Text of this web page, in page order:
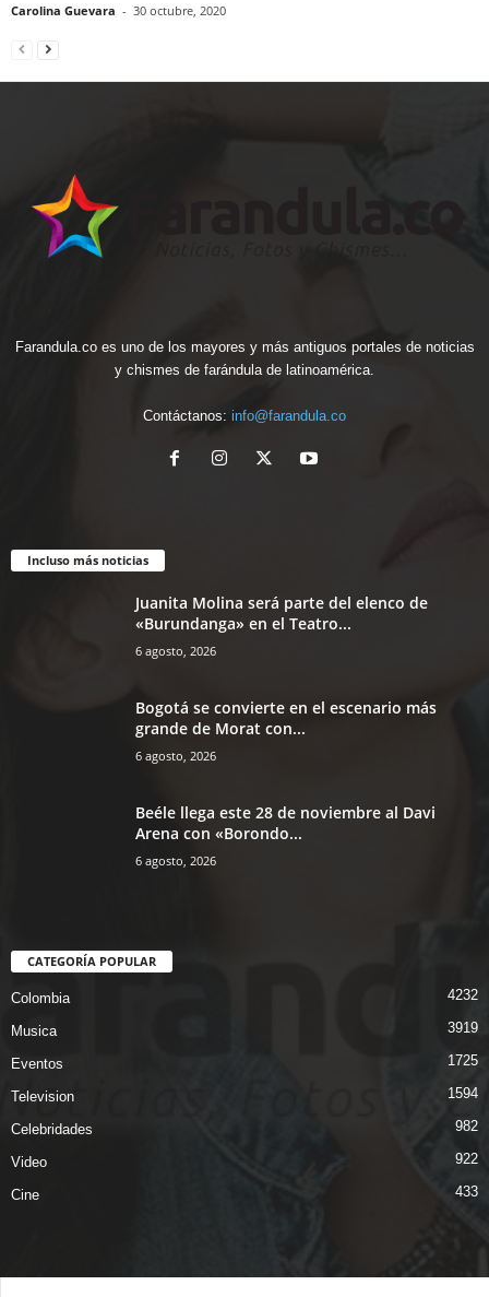
Carolina Guevara - 30 octubre, 2020
Farandula.co es uno de los mayores y más antiguos portales de noticias
y chismes de farándula de latinoamérica.
Contáctanos: info@farandula.co
Incluso más noticias
Juanita Molina será parte del elenco de
«Burundanga» en el Teatro...
6 agosto, 2026
Bogotá se convierte en el escenario más
grande de Morat con...
6 agosto, 2026
Beéle llega este 28 de noviembre al Davi
Arena con «Borondo...
6 agosto, 2026
CATEGORÍA POPULAR
Colombia 4232
Musica 3919
Eventos 1725
Television 1594
Celebridades 982
Video 922
Cine 433